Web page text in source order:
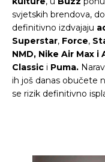
svjetskih brendova,
definitivno izdvajaju
Superstar, Force,
NMD, Nike Air Max i
Classic i Puma.
ih još danas obučete
se rizik definitivno